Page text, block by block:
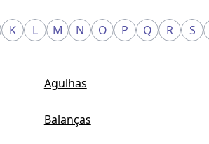
K L M N O P Q R S
Agulhas
Balanças